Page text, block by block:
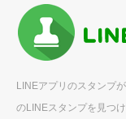
LINEアプリのスタンプ
のLINEスタンプを見つ